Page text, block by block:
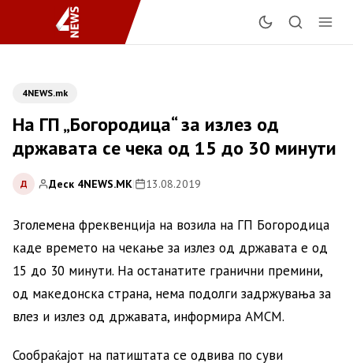
4NEWS.mk
На ГП „Богородица“ за излез од
државата се чека од 15 до 30 минути
Д Деск 4NEWS.MK| 13.08.2019
Зголемена фреквенција на возила на ГП Богородица
каде времето на чекање за излез од државата е од
15 до 30 минути. На останатите гранични премини,
од македонска страна, нема подолги задржувања за
влез и излез од државата, информира АМСМ.
Сообраќајот на патиштата се одвива по суви